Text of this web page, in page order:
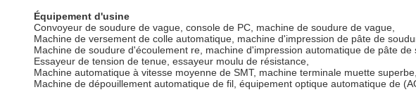
Équipement d'usine
Convoyeur de soudure de vague, console de PC, machine de soudure de vague,
Machine de versement de colle automatique, machine d'impression de pâte de
Machine de soudure d'écoulement re, machine d'impression automatique de pâte de
Essayeur de tension de tenue, essayeur moulu de résistance,
Machine automatique à vitesse moyenne de SMT, machine terminale muette superbe,
Machine de dépouillement automatique de fil, équipement optique automatique de